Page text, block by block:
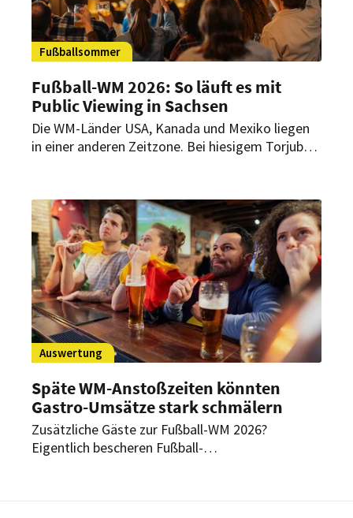
Fußballsommer
Fußball-WM 2026: So läuft es mit
Public Viewing in Sachsen
Die WM-Länder USA, Kanada und Mexiko liegen
in einer anderen Zeitzone. Bei hiesigem Torjubel
Auswertung
Späte WM-Anstoßzeiten könnten
Gastro-Umsätze stark schmälern
Zusätzliche Gäste zur Fußball-WM 2026?
Eigentlich bescheren Fußball-